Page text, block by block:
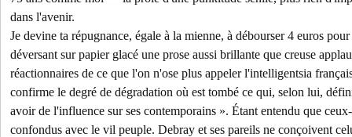
dans l'avenir.
Je devine ta répugnance, égale à la mienne, à débourser 4 euros
déversant sur papier glacé une prose aussi brillante que creuse
réactionnaires de ce que l'on n'ose plus appeler l'intelligentsia
confirme le degré de dégradation où est tombé ce qui, selon lui,
avoir de l'influence sur ses contemporains ». Étant entendu que
confondus avec le vil peuple. Debray et ses pareils ne conçoivent